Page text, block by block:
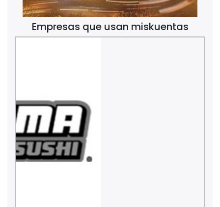
Empresas que usan miskuentas